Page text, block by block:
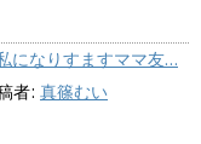
になりすますママ友…
者: 真篠むい